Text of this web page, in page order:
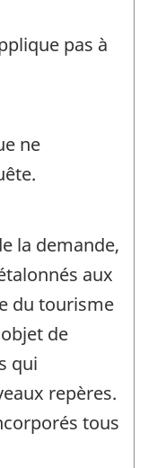
pas à
ne
la demande,
aux
du tourisme
de
qui
repères.
tous